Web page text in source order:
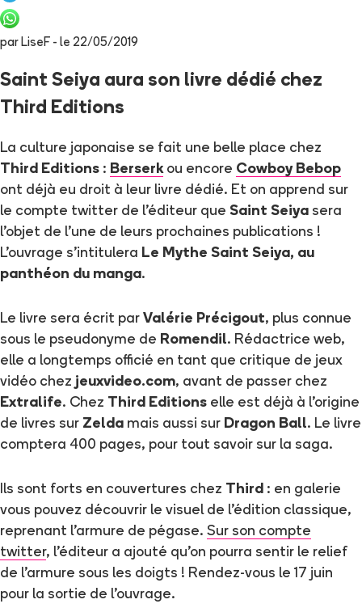
par LiseF - le 22/05/2019
Saint Seiya aura son livre dédié chez
Third Editions
La culture japonaise se fait une belle place chez
Third Editions : Berserkou encore Cowboy Bebop
ont déjà eu droit à leur livre dédié. Et on apprend sur
le compte twitter de l'éditeur que Saint Seiya sera
l'objet de l'une de leurs prochaines publications !
L'ouvrage s'intitulera Le Mythe Saint Seiya, au
panthéon du manga.
Le livre sera écrit par Valérie Précigout, plus connue
sous le pseudonyme de Romendil. Rédactrice web,
elle a longtemps officié en tant que critique de jeux
vidéo chez jeuxvideo.com, avant de passer chez
Extralife. Chez Third Editions elle est déjà à l'origine
de livres sur Zelda mais aussi sur Dragon Ball. Le livre
comptera 400 pages, pour tout savoir sur la saga.
Ils sont forts en couvertures chez Third : en galerie
vous pouvez découvrir le visuel de l'édition classique,
reprenant l'armure de pégase. Sur son compte
twitter, l'éditeur a ajouté qu'on pourra sentir le relief
de l'armure sous les doigts ! Rendez-vous le 17 juin
pour la sortie de l'ouvrage.